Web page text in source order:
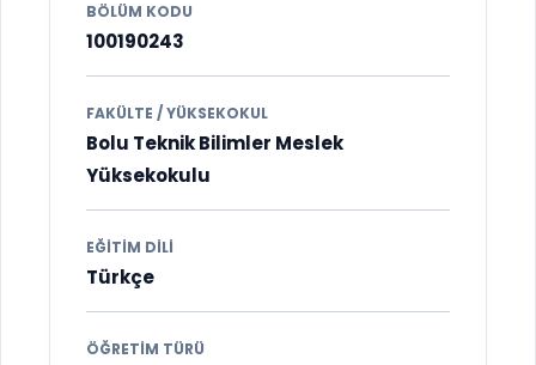
BÖLÜM KODU
100190243
FAKÜLTE / YÜKSEKOKUL
Bolu Teknik Bilimler Meslek
Yüksekokulu
EĞITIM DILI
Türkçe
ÖĞRETIM TÜRÜ